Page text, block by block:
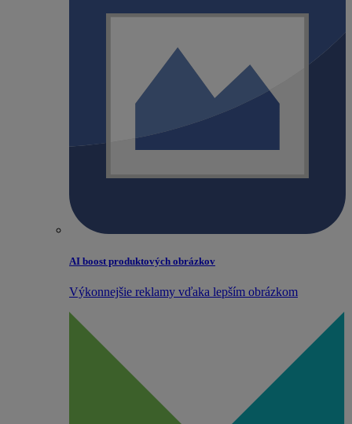
AI boost produktových obrázkov
Výkonnejšie reklamy vďaka lepším obrázkom